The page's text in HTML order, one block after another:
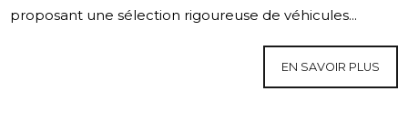
proposant une sélection rigoureuse de véhicules...
EN SAVOIR PLUS